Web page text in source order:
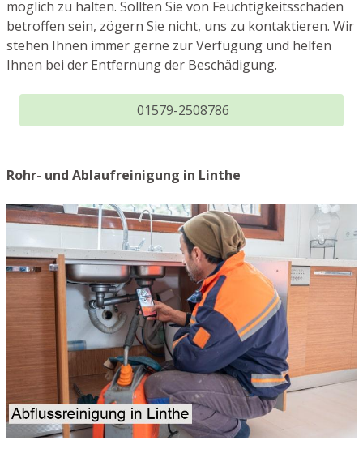
möglich zu halten. Sollten Sie von Feuchtigkeitsschäden
betroffen sein, zögern Sie nicht, uns zu kontaktieren. Wir
stehen Ihnen immer gerne zur Verfügung und helfen
Ihnen bei der Entfernung der Beschädigung.
01579-2508786
Rohr- und Ablaufreinigung in Linthe